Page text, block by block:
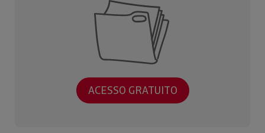
ACESSO GRATUITO